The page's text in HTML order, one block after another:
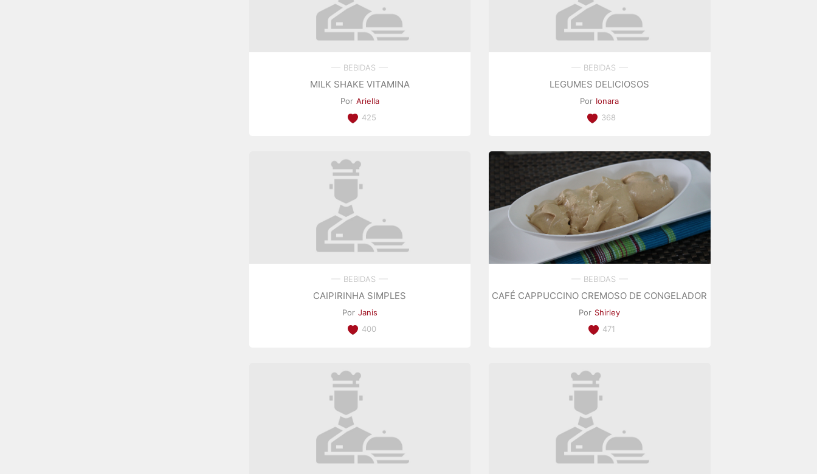
BEBIDAS
MILK SHAKE VITAMINA
Por Ariella
425
BEBIDAS
LEGUMES DELICIOSOS
Por Ionara
368
BEBIDAS
CAIPIRINHA SIMPLES
Por Janis
400
BEBIDAS
CAFÉ CAPPUCCINO CREMOSO DE CONGELADOR
Por Shirley
471